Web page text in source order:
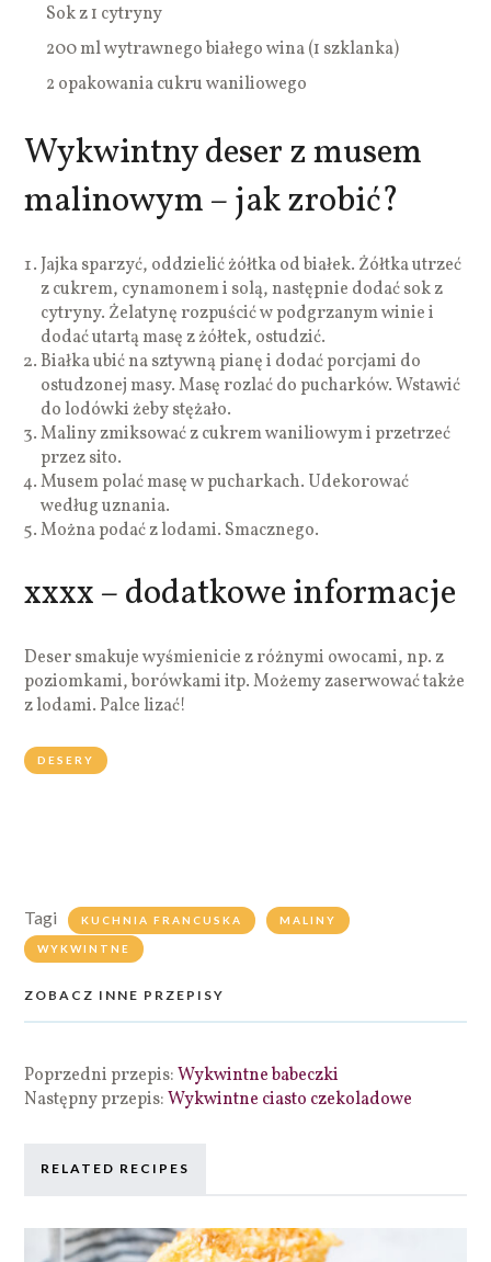
Sok z 1 cytryny
200 ml wytrawnego białego wina (1 szklanka)
2 opakowania cukru waniliowego
Wykwintny deser z musem
malinowym – jak zrobić?
Jajka sparzyć, oddzielić żółtka od białek. Żółtka utrzeć
z cukrem, cynamonem i solą, następnie dodać sok z
cytryny. Żelatynę rozpuścić w podgrzanym winie i
dodać utartą masę z żółtek, ostudzić.
Białka ubić na sztywną pianę i dodać porcjami do
ostudzonej masy. Masę rozlać do pucharków. Wstawić
do lodówki żeby stężało.
Maliny zmiksować z cukrem waniliowym i przetrzeć
przez sito.
Musem polać masę w pucharkach. Udekorować
według uznania.
Można podać z lodami. Smacznego.
xxxx – dodatkowe informacje
Deser smakuje wyśmienicie z różnymi owocami, np. z
poziomkami, borówkami itp. Możemy zaserwować także
z lodami. Palce lizać!
DESERY
Tagi KUCHNIA FRANCUSKA MALINY
WYKWINTNE
ZOBACZ INNE PRZEPISY
Poprzedni przepis:Wykwintne babeczki
Następny przepis:Wykwintne ciasto czekoladowe
RELATED RECIPES